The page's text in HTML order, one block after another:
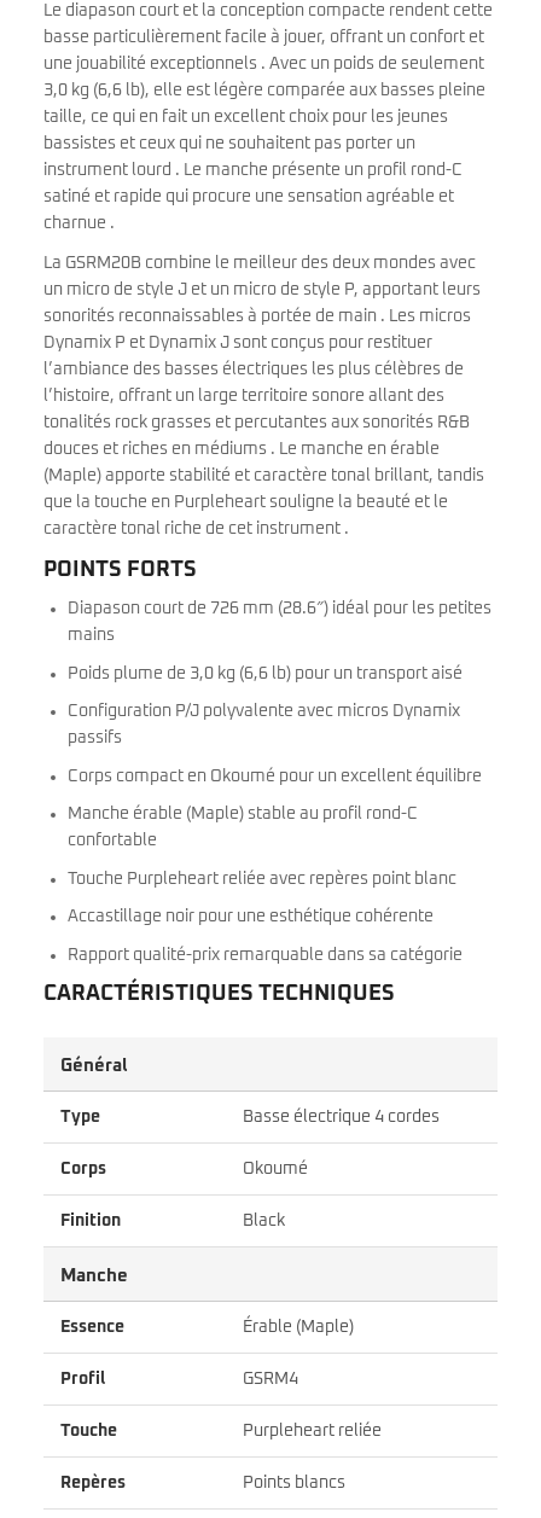
Le diapason court et la conception compacte rendent cette
basse particulièrement facile à jouer, offrant un confort et
une jouabilité exceptionnels . Avec un poids de seulement
3,0 kg (6,6 lb), elle est légère comparée aux basses pleine
taille, ce qui en fait un excellent choix pour les jeunes
bassistes et ceux qui ne souhaitent pas porter un
instrument lourd . Le manche présente un profil rond-C
satiné et rapide qui procure une sensation agréable et
charnue .
La GSRM20B combine le meilleur des deux mondes avec
un micro de style J et un micro de style P, apportant leurs
sonorités reconnaissables à portée de main . Les micros
Dynamix P et Dynamix J sont conçus pour restituer
l’ambiance des basses électriques les plus célèbres de
l’histoire, offrant un large territoire sonore allant des
tonalités rock grasses et percutantes aux sonorités R&B
douces et riches en médiums . Le manche en érable
(Maple) apporte stabilité et caractère tonal brillant, tandis
que la touche en Purpleheart souligne la beauté et le
caractère tonal riche de cet instrument .
POINTS FORTS
Diapason court de 726 mm (28.6″) idéal pour les petites
mains
Poids plume de 3,0 kg (6,6 lb) pour un transport aisé
Configuration P/J polyvalente avec micros Dynamix
passifs
Corps compact en Okoumé pour un excellent équilibre
Manche érable (Maple) stable au profil rond-C
confortable
Touche Purpleheart reliée avec repères point blanc
Accastillage noir pour une esthétique cohérente
Rapport qualité-prix remarquable dans sa catégorie
CARACTÉRISTIQUES TECHNIQUES
Général
Type Basse électrique 4 cordes
Corps Okoumé
Finition Black
Manche
Essence Érable (Maple)
Profil GSRM4
Touche Purpleheart reliée
Repères Points blancs